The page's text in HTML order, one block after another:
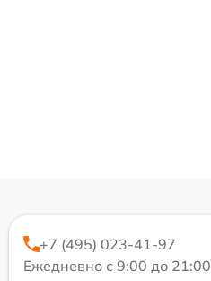
+7 (495) 023-41-97
Ежедневно с 9:00 до 21:00